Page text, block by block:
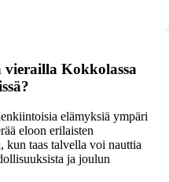
Kokkolassa
elämyksiä ympäri
eloon erilaisten
kun taas talvella voi nauttia
ja joulun